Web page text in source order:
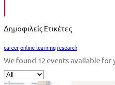
Δημοφιλείς Ετικέτες
careeronline learningresearch
We found 12 events available for